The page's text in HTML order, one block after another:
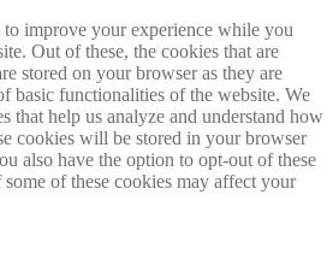
to improve your experience while you
Out of these, the cookies that are
stored on your browser as they are
basic functionalities of the website. We
that help us analyze and understand how
cookies will be stored in your browser
also have the option to opt-out of these
of these cookies may affect your